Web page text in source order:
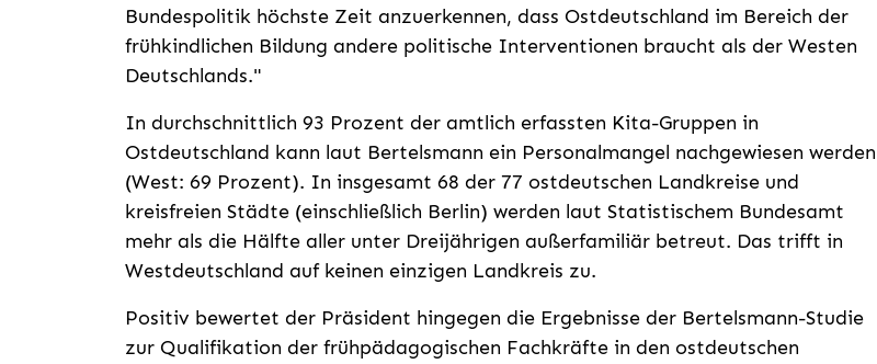
Bundespolitik höchste Zeit anzuerkennen, dass Ostdeutschland im Bereich der
frühkindlichen Bildung andere politische Interventionen braucht als der Westen
Deutschlands."
In durchschnittlich 93 Prozent der amtlich erfassten Kita-Gruppen in
Ostdeutschland kann laut Bertelsmann ein Personalmangel nachgewiesen werden
(West: 69 Prozent). In insgesamt 68 der 77 ostdeutschen Landkreise und
kreisfreien Städte (einschließlich Berlin) werden laut Statistischem Bundesamt
mehr als die Hälfte aller unter Dreijährigen außerfamiliär betreut. Das trifft in
Westdeutschland auf keinen einzigen Landkreis zu.
Positiv bewertet der Präsident hingegen die Ergebnisse der Bertelsmann-Studie
zur Qualifikation der frühpädagogischen Fachkräfte in den ostdeutschen